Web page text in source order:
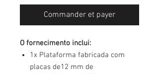
Commander et payer
O fornecimento inclui:
1x Plataforma fabricada com
placas de12 mm de